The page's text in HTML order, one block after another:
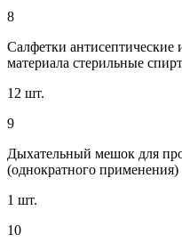
8
Салфетки антисептические
материала стерильные
12 шт.
9
Дыхательный мешок для
(однократного применения)
1 шт.
10